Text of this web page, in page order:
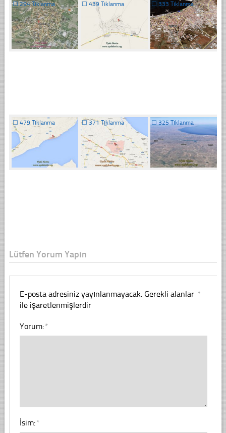
☐294 Tıklanma ☐439 Tıklanma ☐ 333 Tıklanma
☐ 479 Tıklanma ☐371 Tıklanma ☐ 325 Tıklanma
Lütfen Yorum Yapın
E-posta adresiniz yayınlanmayacak. Gerekli alanlar *
ile işaretlenmişlerdir
Yorum:*
İsim:*